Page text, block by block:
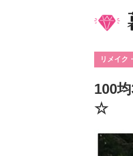
リメイク
100
☆